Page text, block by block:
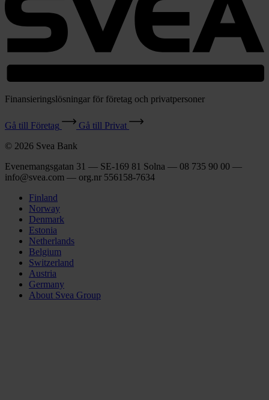
Finansieringslösningar för företag och privatpersoner
Gå till Företag
Gå till Privat
© 2026 Svea Bank
Evenemangsgatan 31 — SE-169 81 Solna — 08 735 90 00 —
info@svea.com — org.nr 556158‑7634
Finland
Norway
Denmark
Estonia
Netherlands
Belgium
Switzerland
Austria
Germany
About Svea Group